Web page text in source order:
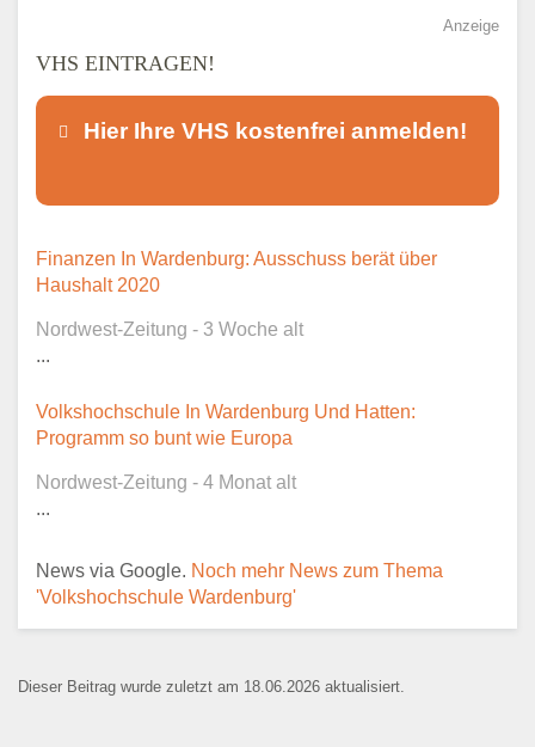
Anzeige
VHS EINTRAGEN!
Hier Ihre VHS kostenfrei anmelden!
Dieser Teil dient lediglich zur
Kontaktaufnahme und ist nicht
Ansprechpartner
Finanzen In Wardenburg: Ausschuss berät über
Haushalt 2020
Nordwest-Zeitung - 3 Woche alt
...
Volkshochschule In Wardenburg Und Hatten:
Programm so bunt wie Europa
Nordwest-Zeitung - 4 Monat alt
...
News via Google. Noch mehr News zum Thema
'Volkshochschule Wardenburg'
Dieser Beitrag wurde zuletzt am 18.06.2026 aktualisiert.